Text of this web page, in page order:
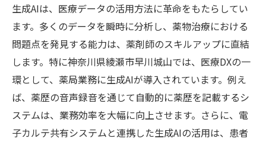
生成AIは、医療データの活用方法に革命をもたらしてい
ます。多くのデータを瞬時に分析し、薬物治療における
問題点を発見する能力は、薬剤師のスキルアップに直結
します。特に神奈川県綾瀬市早川城山では、医療DXの一
環として、薬局業務に生成AIが導入されています。例え
ば、薬歴の音声録音を通じて自動的に薬歴を記載するシ
ステムは、業務効率を大幅に向上させます。さらに、電
子カルテ共有システムと連携した生成AIの活用は、患者